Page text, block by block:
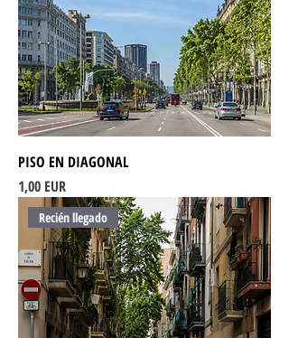
PISO EN DIAGONAL
Ціна
1,00 EUR
Recién llegado